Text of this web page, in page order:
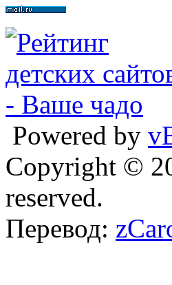
Powered by
Copyright ©
reserved.
Перевод: